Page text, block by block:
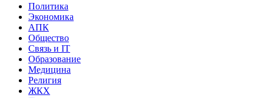
Политика
Экономика
АПК
Общество
Связь и IT
Образование
Медицина
Религия
ЖКХ